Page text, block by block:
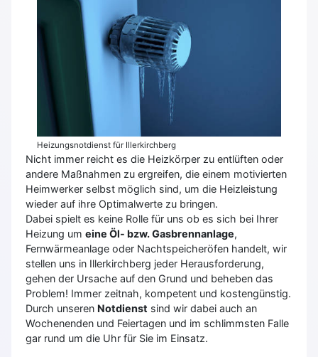
Heizungsnotdienst für Illerkirchberg
Nicht immer reicht es die Heizkörper zu entlüften oder
andere Maßnahmen zu ergreifen, die einem motivierten
Heimwerker selbst möglich sind, um die Heizleistung
wieder auf ihre Optimalwerte zu bringen.
Dabei spielt es keine Rolle für uns ob es sich bei Ihrer
Heizung um eine Öl- bzw. Gasbrennanlage,
Fernwärmeanlage oder Nachtspeicheröfen handelt, wir
stellen uns in Illerkirchberg jeder Herausforderung,
gehen der Ursache auf den Grund und beheben das
Problem! Immer zeitnah, kompetent und kostengünstig.
Durch unseren Notdienst sind wir dabei auch an
Wochenenden und Feiertagen und im schlimmsten Falle
gar rund um die Uhr für Sie im Einsatz.